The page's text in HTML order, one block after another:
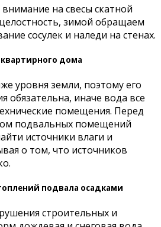
на свесы скатной
зимой обращаем
сосулек и наледи на стенах.
дома
уровня земли, поэтому его
обязательна, иначе вода все
помещения. Перед
подвальных помещений
источники влаги и
о том, что источников
подвала осадками
строительных и